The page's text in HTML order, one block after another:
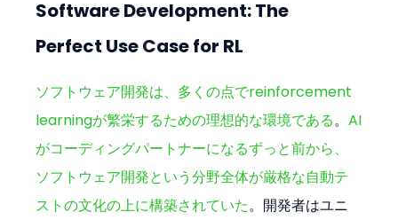
Software Development: The
Perfect Use Case for RL
ソフトウェア開発は、多くの点でreinforcement
learningが繁栄するための理想的な環境である。AI
がコーディングパートナーになるずっと前から、
ソフトウェア開発という分野全体が厳格な自動テ
ストの文化の上に構築されていた。開発者はユニ